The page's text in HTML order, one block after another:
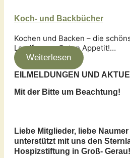
Koch- und Backbücher
Kochen und Backen – die
Landfrauen. Guten Appetit!…
Weiterlesen
EILMELDUNGEN UND
Mit der Bitte um Beachtung!
Liebe Mitglieder, liebe
unterstützt mit uns den
Hospizstiftung in Groß- Gerau!